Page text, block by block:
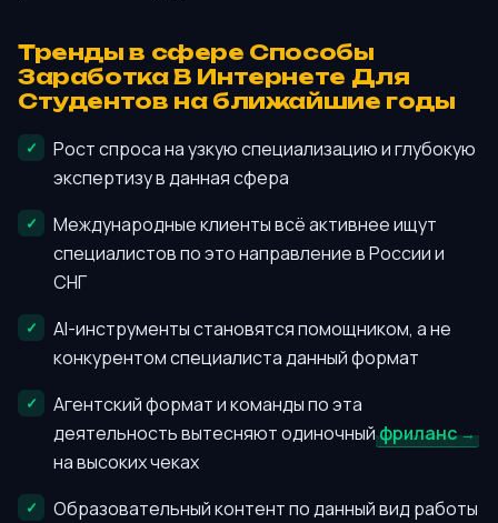
Тренды в сфере Способы
Заработка В Интернете Для
Студентов на ближайшие годы
Рост спроса на узкую специализацию и глубокую
экспертизу в данная сфера
Международные клиенты всё активнее ищут
специалистов по это направление в России и
СНГ
AI-инструменты становятся помощником, а не
конкурентом специалиста данный формат
Агентский формат и команды по эта
деятельность вытесняют одиночныйфриланс
на высоких чеках
Образовательный контент по данный вид работы